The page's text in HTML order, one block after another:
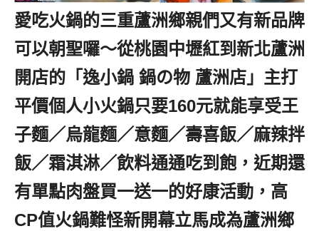
愛吃火鍋的三重蘆洲鄉親們又有新品牌
可以朝聖囉～從桃園中壢紅到新北蘆洲
開店的「逸小鍋 鍋の物 蘆洲店」主打
平價個人小火鍋只要160元就能享受王
子麵／烏龍麵／意麵／壽喜飯／麻辣拌
飯／霜淇淋／飲料通通吃到飽，近期還
有單點肉盤買一送一的好康活動，高
CP值火鍋難怪新開幕立馬成為蘆洲鄉